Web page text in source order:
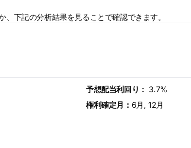
下記の分析結果を見ることで確認できます。
予想配当利回り： 3.7%
権利確定月： 6月, 12月